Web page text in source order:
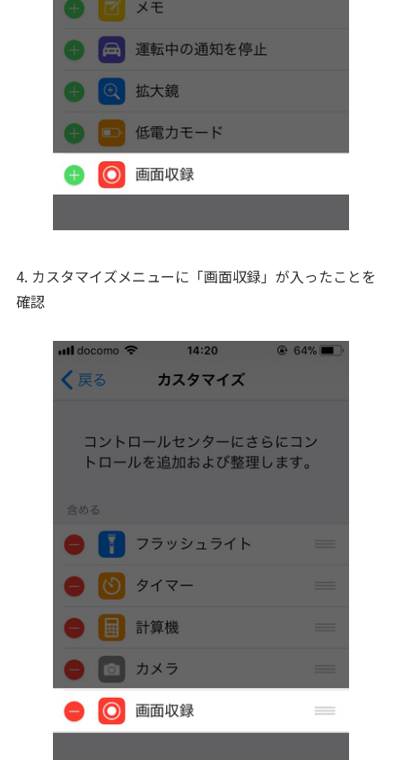
4. カスタマイズメニューに「画面収録」が入ったことを
確認